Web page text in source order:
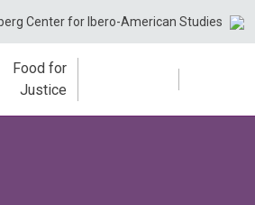
Center for Ibero-American Studies